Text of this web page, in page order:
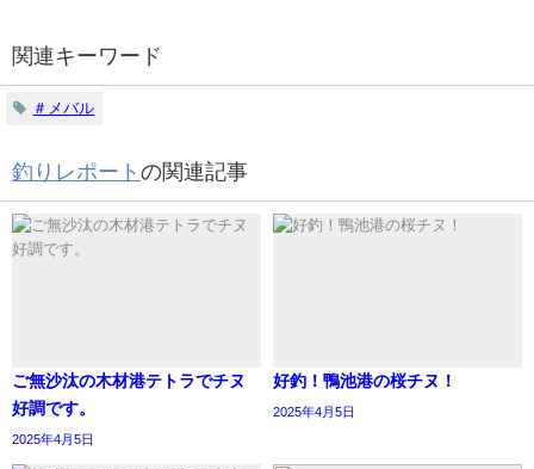
関連キーワード
＃メバル
釣りレポート の関連記事
ご無沙汰の木材港テトラでチヌ
好調です。
2025年4月5日
好釣！鴨池港の桜チヌ！
2025年4月5日